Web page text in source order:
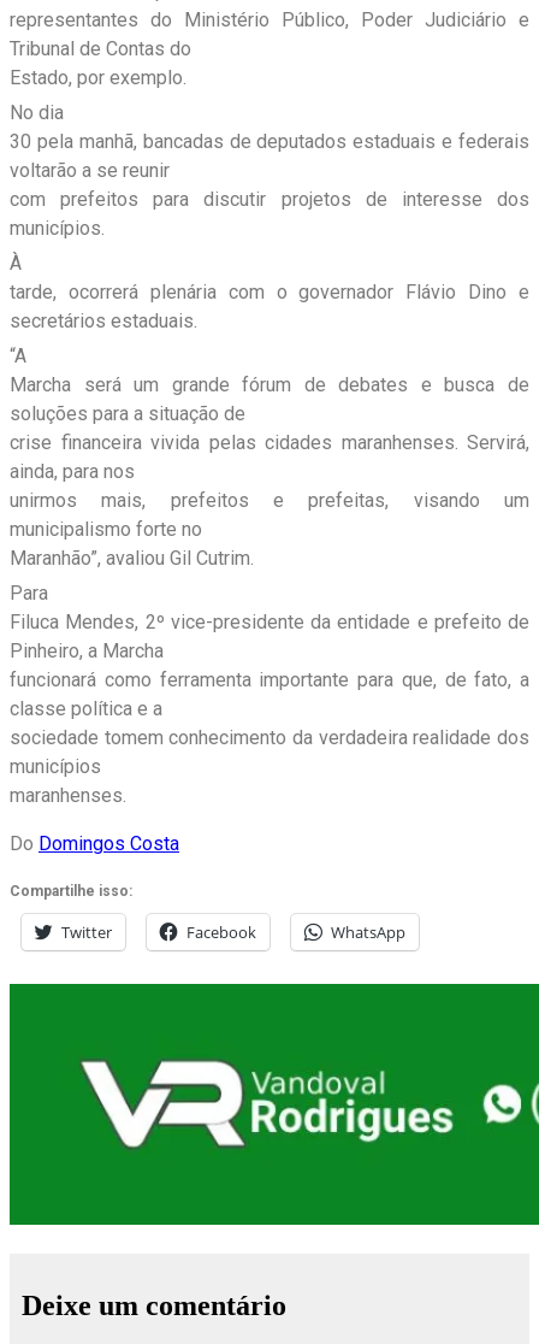
representantes do Ministério Público, Poder Judiciário e
Tribunal de Contas do
Estado, por exemplo.
No dia
30 pela manhã, bancadas de deputados estaduais e federais
voltarão a se reunir
com prefeitos para discutir projetos de interesse dos
municípios.
À
tarde, ocorrerá plenária com o governador Flávio Dino e
secretários estaduais.
“A
Marcha será um grande fórum de debates e busca de
soluções para a situação de
crise financeira vivida pelas cidades maranhenses. Servirá,
ainda, para nos
unirmos mais, prefeitos e prefeitas, visando um
municipalismo forte no
Maranhão”, avaliou Gil Cutrim.
Para
Filuca Mendes, 2º vice-presidente da entidade e prefeito de
Pinheiro, a Marcha
funcionará como ferramenta importante para que, de fato, a
classe política e a
sociedade tomem conhecimento da verdadeira realidade dos
municípios
maranhenses.
Do Domingos Costa
Compartilhe isso:
Twitter Facebook WhatsApp
Deixe um comentário